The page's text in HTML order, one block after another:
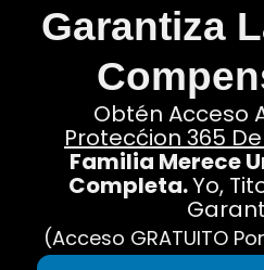
Garantiza
Obtén Acceso
Protecćion 365
Familia Merece
Completa.Yo,
(Acceso GRATUITO